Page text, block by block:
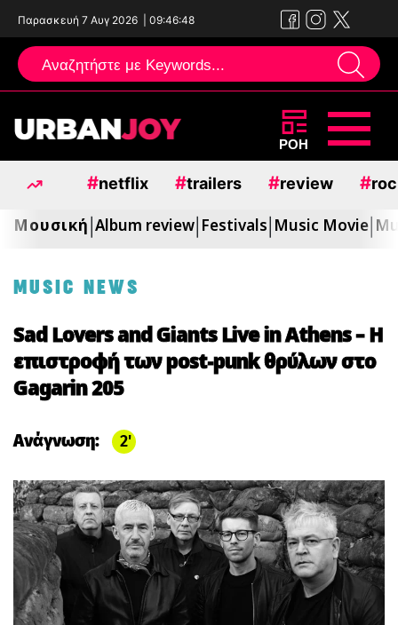
Παρασκευή 7 Αυγ 2026 09:46:49
Μεταπηδήστε
περιεχόμενο
ΡΟΗ
#netflix #trailers #review #
Μουσική Album review Festivals Music Movie
MUSIC NEWS
Sad Lovers and Giants Live in Athens – Η
επιστροφή των post-punk θρύλων στο
Gagarin 205
Ανάγνωση: 2